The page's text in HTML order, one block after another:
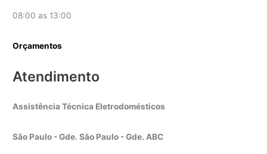
08:00 as 13:00
Orçamentos
Atendimento
Assistência Técnica Eletrodomésticos
São Paulo - Gde. São Paulo - Gde. ABC